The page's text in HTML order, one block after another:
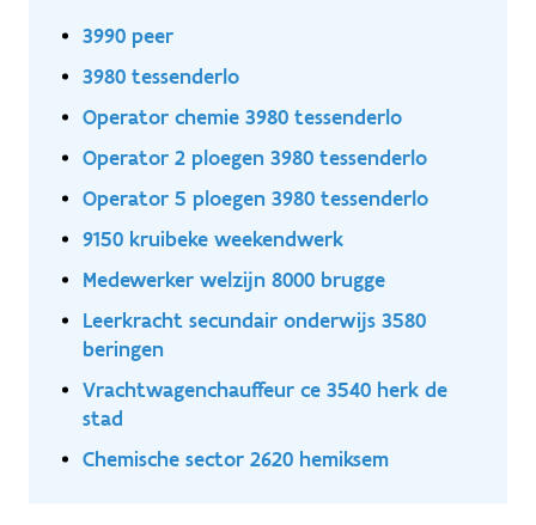
3990 peer
3980 tessenderlo
Operator chemie 3980 tessenderlo
Operator 2 ploegen 3980 tessenderlo
Operator 5 ploegen 3980 tessenderlo
9150 kruibeke weekendwerk
Medewerker welzijn 8000 brugge
Leerkracht secundair onderwijs 3580
beringen
Vrachtwagenchauffeur ce 3540 herk de
stad
Chemische sector 2620 hemiksem